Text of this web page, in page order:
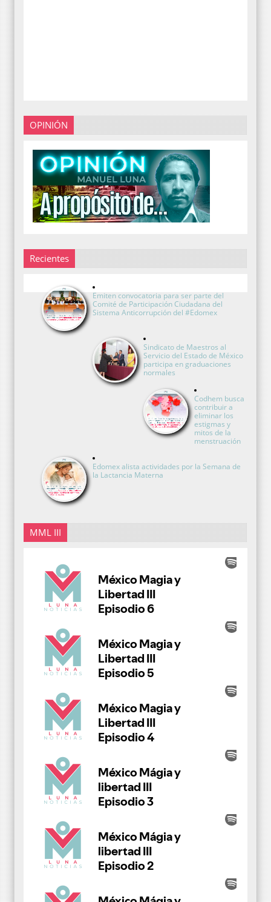
OPINIÓN
Recientes
Emiten convocatoria para ser parte del
Comité de Participación Ciudadana del
Sistema Anticorrupción del #Edomex
Sindicato de Maestros al
Servicio del Estado de México
participa en graduaciones
normales
Codhem busca
contribuir a
eliminar los
estigmas y
mitos de la
menstruación
Edomex alista actividades por la Semana de
la Lactancia Materna
MML III